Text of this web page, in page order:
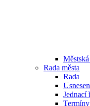
Rada města
Rada
Jednací